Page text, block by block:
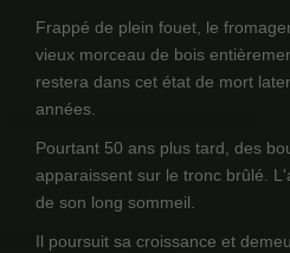
Frappé de plein fouet, le
vieux morceau de bois
restera dans cet état de mort
années.
Pourtant 50 ans plus tard, des
apparaissent sur le tronc brûlé.
de son long sommeil.
Il poursuit sa croissance et